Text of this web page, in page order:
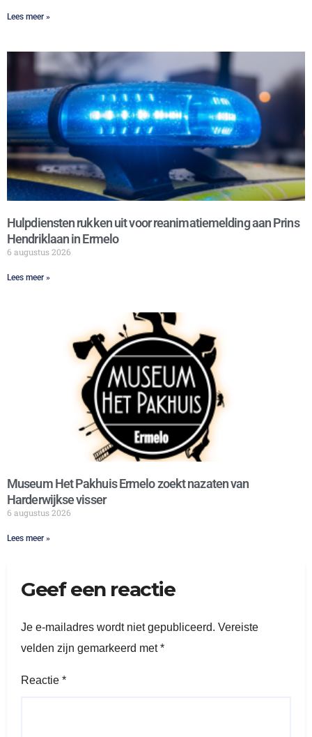
Lees meer »
Hulpdiensten rukken uit voor reanimatiemelding aan Prins
Hendriklaan in Ermelo
6 augustus 2026
Lees meer »
Museum Het Pakhuis Ermelo zoekt nazaten van
Harderwijkse visser
6 augustus 2026
Lees meer »
Geef een reactie
Je e-mailadres wordt niet gepubliceerd. Vereiste
velden zijn gemarkeerd met*
Reactie *